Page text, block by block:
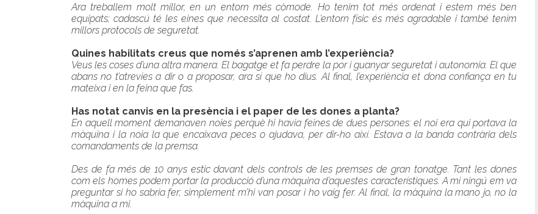
Ara treballem molt millor, en un entorn més còmode. Ho tenim tot més ordenat i estem més ben
equipats; cadascú té les eines que necessita al costat. L’entorn físic és més agradable i també tenim
millors protocols de seguretat.
Quines habilitats creus que només s’aprenen amb l’experiència?
Veus les coses d’una altra manera. El bagatge et fa perdre la por i guanyar seguretat i autonomia. El que
abans no t’atrevies a dir o a proposar, ara sí que ho dius. Al final, l’experiència et dona confiança en tu
mateixa i en la feina que fas.
Has notat canvis en la presència i el paper de les dones a planta?
En aquell moment demanaven noies perquè hi havia feines de dues persones: el noi era qui portava la
màquina i la noia la que encaixava peces o ajudava, per dir-ho així. Estava a la banda contrària dels
comandaments de la premsa.
Des de fa més de 10 anys estic davant dels controls de les premses de gran tonatge. Tant les dones
com els homes podem portar la producció d’una màquina d’aquestes característiques. A mi ningú em va
preguntar si ho sabria fer; simplement m’hi van posar i ho vaig fer. Al final, la màquina la mano jo, no la
màquina a mi.